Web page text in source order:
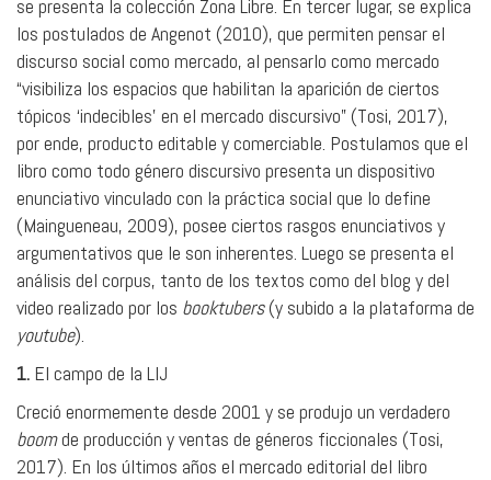
se presenta la colección Zona Libre. En tercer lugar, se explica
los postulados de Angenot (2010), que permiten pensar el
discurso social como mercado, al pensarlo como mercado
“visibiliza los espacios que habilitan la aparición de ciertos
tópicos ‘indecibles’ en el mercado discursivo” (Tosi, 2017),
por ende, producto editable y comerciable. Postulamos que el
libro como todo género discursivo presenta un dispositivo
enunciativo vinculado con la práctica social que lo define
(Maingueneau, 2009), posee ciertos rasgos enunciativos y
argumentativos que le son inherentes. Luego se presenta el
análisis del corpus, tanto de los textos como del blog y del
video realizado por los booktubers(y subido a la plataforma de
youtube).
1. El campo de la LIJ
Creció enormemente desde 2001 y se produjo un verdadero
boomde producción y ventas de géneros ficcionales (Tosi,
2017). En los últimos años el mercado editorial del libro